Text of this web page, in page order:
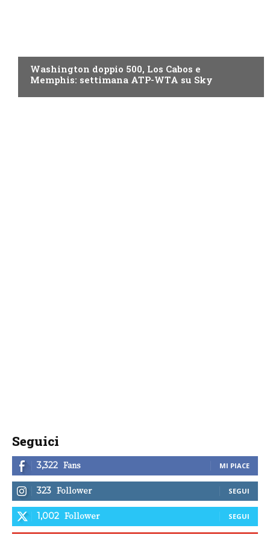
Washington doppio 500, Los Cabos e
Memphis: settimana ATP-WTA su Sky
Seguici
3,322 Fans MI PIACE
323 Follower SEGUI
1,002 Follower SEGUI